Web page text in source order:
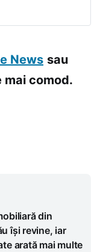
News sau
comod.
din
își revine, iar
arată mai multe